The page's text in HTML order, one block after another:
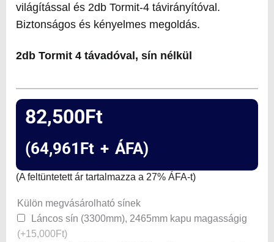
világítással és 2db Tormit-4 távirányítóval.
Biztonságos és kényelmes megoldás.
2db Tormit 4 távadóval, sín nélkül
82,500Ft
(64,961Ft + ÁFA)
(A feltüntetett ár tartalmazza a 27% ÁFA-t)
Külön megvásárolható sínek
Láncos sín (3300mm), 2465mm kapu magasságig
(+15,000Ft)
TorLift
1200N
garázskapu